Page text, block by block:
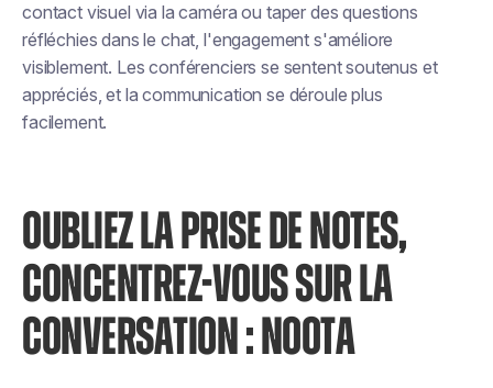
contact visuel via la caméra ou taper des questions
réfléchies dans le chat, l'engagement s'améliore
visiblement. Les conférenciers se sentent soutenus et
appréciés, et la communication se déroule plus
facilement.
OUBLIEZ LA PRISE DE NOTES,
CONCENTREZ-VOUS SUR LA
CONVERSATION : NOOTA